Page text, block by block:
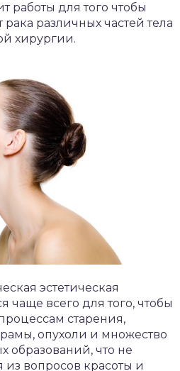
работы для того чтобы
различных частей тела
хирургии.
эстетическая
чаще всего для того, чтобы
старения,
опухоли и множество
образований, что не
вопросов красоты и